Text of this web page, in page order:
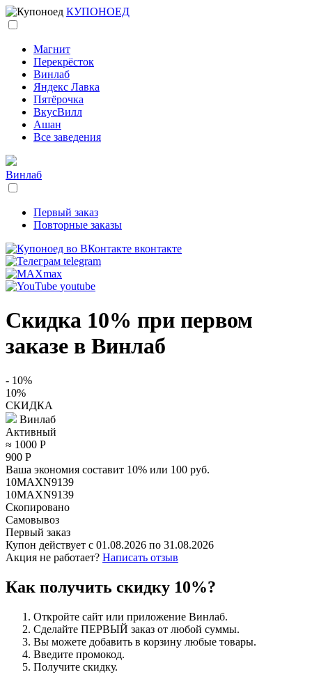
КУПОНОЕД
Магнит
Перекрёсток
Винлаб
Яндекс Лавка
Пятёрочка
ВкусВилл
Ашан
Все заведения
Винлаб
Первый заказ
Повторные заказы
вконтакте
telegram
max
youtube
Скидка 10% при первом
заказе в Винлаб
- 10%
10%
СКИДКА
Винлаб
Активный
≈ 1000 Р
900 Р
Ваша экономия составит 10% или 100 руб.
10MAXN9139
10MAXN9139
Скопировано
Самовывоз
Первый заказ
Купон действует с 01.08.2026 по 31.08.2026
Акция не работает? Написать отзыв
Как получить скидку 10%?
Откройте сайт или приложение Винлаб.
Сделайте ПЕРВЫЙ заказ от любой суммы.
Вы можете добавить в корзину любые товары.
Введите промокод.
Получите скидку.